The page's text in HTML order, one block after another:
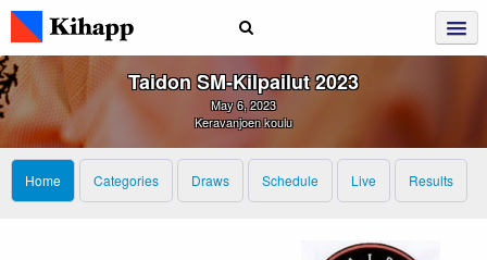
Taidon SM‑kilpailut 2023
May 6, 2023
Keravanjoen koulu
Home Categories Draws Schedule Live Results